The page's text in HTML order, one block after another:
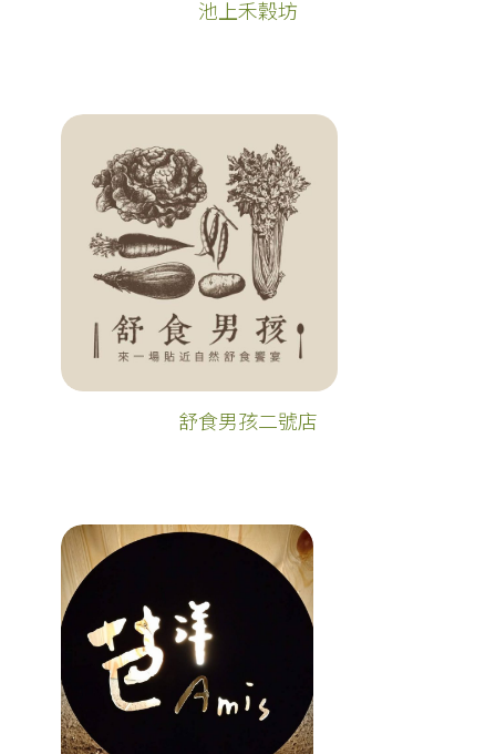
池上禾穀坊
舒食男孩二號店